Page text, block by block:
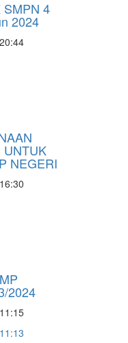
SMPN 4
2024
UNTUK
NEGERI
2024